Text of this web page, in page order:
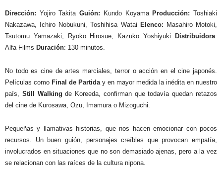
Dirección: Yojiro Takita Guión: Kundo Koyama Producción:Toshiaki
Nakazawa, Ichiro Nobukuni, Toshihisa Watai Elenco: Masahiro Motoki,
Tsutomu Yamazaki, Ryoko Hirosue, Kazuko Yoshiyuki
Distribuidora:
Alfa Films Duración: 130 minutos.
No todo es cine de artes marciales, terror o acción en el cine japonés.
Películas como Final de Partida y en mayor medida la inédita en nuestro
país, Still Walking de Koreeda, confirman que todavía quedan retazos
del cine de Kurosawa, Ozu, Imamura o Mizoguchi.
Pequeñas y llamativas historias, que nos hacen emocionar con pocos
recursos. Un buen guión, personajes creíbles que provocan empatía,
involucrados en situaciones que no son demasiado ajenas, pero a la vez
se relacionan con las raíces de la cultura nipona.